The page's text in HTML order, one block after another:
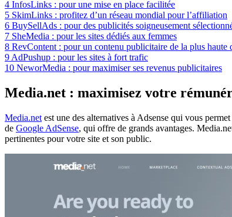
4 InfosLinks : pour une mise en place facilitée
5 SkimLinks : profitez d’un réseau mondial pour l’affiliation
6 BuySellAds : pour des publicités soigneusement
7 SheMedia : pour les sites dédiés aux femmes
8 RevContent : pour un contenu publicitaire de la plus haute
9 AdPushup : pour les sites à fort trafic
10 NeworMedia : pour maximiser ses revenus publicitaires
Media.net : maximisez votre
Media.net est une des alternatives à Adsense qui vous permet
de Google AdSense, qui offre de grands avantages.
pertinentes pour votre site et son public.